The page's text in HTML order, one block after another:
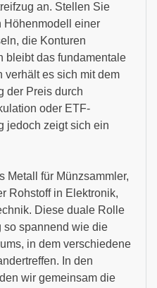
an. Stellen Sie
Höhenmodell einer
die Konturen
bleibt das fundamentale
verhält es sich mit dem
der Preis durch
oder ETF-
jedoch zeigt sich ein
Metall für Münzsammler,
Rohstoff in Elektronik,
Diese duale Rolle
so spannend wie die
in dem verschiedene
In den
wir gemeinsam die